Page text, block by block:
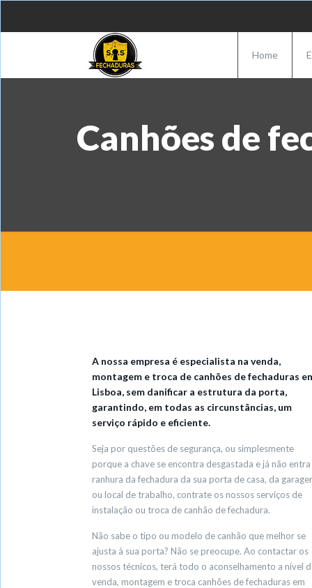
Home
Canhões de
A nossa empresa é especialista na venda,
montagem e troca de canhões de fechaduras
Lisboa, sem danificar a estrutura da porta,
garantindo, em todas as circunstâncias, um
serviço rápido e eficiente.
Seja por questões de segurança, ou simplesmente
porque a chave se encontra desgastada e já não entra
ranhura da fechadura da sua porta de casa, da
ou local de trabalho, contrate os nossos serviços de
instalação ou troca de canhão de fechadura.
Não sabe o tipo ou modelo de canhão que melhor se
ajusta à sua porta? Não se preocupe. Ao contactar os
nossos técnicos, terá todo o aconselhamento a nível
venda, montagem e troca canhões de fechaduras em